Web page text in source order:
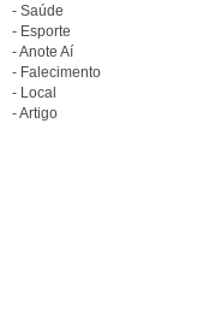
- Saúde
- Esporte
- Anote Aí
- Falecimento
- Local
- Artigo